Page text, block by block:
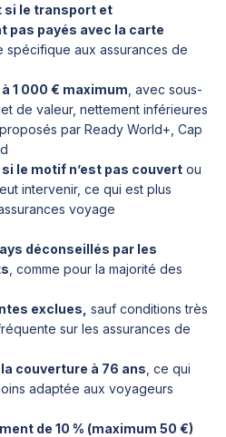
si le transport et
pas payés avec la carte
spécifique aux assurances de
1 000 € maximum , avec sous-
de valeur, nettement inférieures
par Ready World+, Cap
le motif n’est pas couvert ou
intervenir, ce qui est plus
voyage
déconseillés par les
, comme pour la majorité des
exclues, sauf conditions très
sur les assurances de
couverture à 76 ans , ce qui
adaptée aux voyageurs
de 10 % (maximum 50 €)